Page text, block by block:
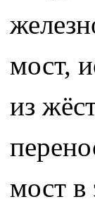
мост,
из
мост в